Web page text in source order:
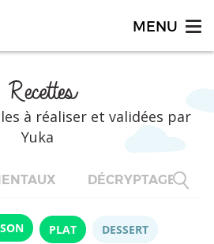
Recettes
à réaliser et validées par
Yuka
DÉCRYPTAGES
PLAT DESSERT